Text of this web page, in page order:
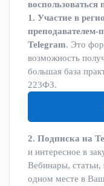
1. Участие в
Telegram. Это
возможность
большая база
223ФЗ.
2. Подписка на
и интересное в
Вебинары, статьи,
одном месте в